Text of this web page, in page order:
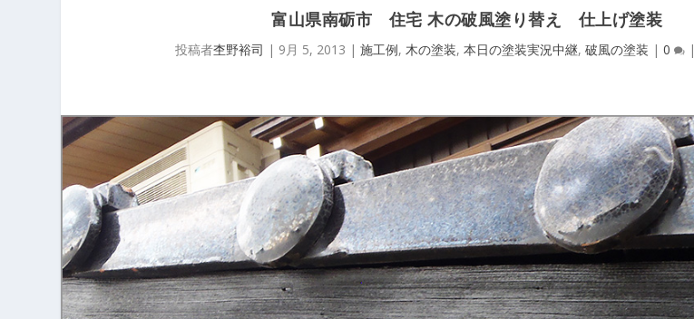
富山県南砺市 住宅 木の破風塗り替え 仕上げ塗装
投稿者杢野裕司 | 9月 5, 2013 | 施工例, 木の塗装, 本日の塗装実況中継, 破風の塗装 | 0 |